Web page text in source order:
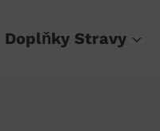
Doplňky Stravy